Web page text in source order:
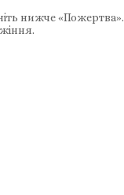
нижче «Пожертва».